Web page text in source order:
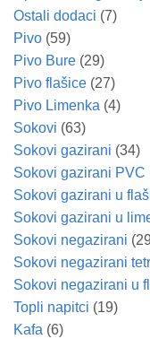
Ostali dodaci (7)
Pivo (59)
Pivo Bure (29)
Pivo flašice (27)
Pivo Limenka (4)
Sokovi (63)
Sokovi gazirani (34)
Sokovi gazirani PVC
Sokovi gazirani u
Sokovi gazirani u
Sokovi negazirani
Sokovi negazirani
Sokovi negazirani u
Topli napitci (19)
Kafa (6)